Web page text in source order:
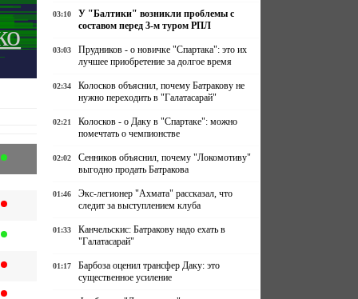
03:10
У "Балтики" возникли проблемы с
составом перед 3-м туром РПЛ
03:03
Прудников - о новичке "Спартака": это их
лучшее приобретение за долгое время
02:34
Колосков объяснил, почему Батракову не
нужно переходить в "Галатасарай"
02:21
Колосков - о Даку в "Спартаке": можно
помечтать о чемпионстве
02:02
Сенников объяснил, почему "Локомотиву"
выгодно продать Батракова
01:46
Экс-легионер "Ахмата" рассказал, что
следит за выступлением клуба
01:33
Канчельскис: Батракову надо ехать в
"Галатасарай"
01:17
Барбоза оценил трансфер Даку: это
существенное усиление